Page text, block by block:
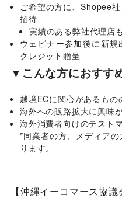
ご希望の方に、Shopee
招待
実績のある弊社代理店
ウェビナー参加後に新
クレジット贈呈
▼こんな方におすす
越境ECに関心があるも
海外への販路拡大に興味
海外消費者向けのテスト
*同業者の方、メディア
ります。
【沖縄イーコマース協